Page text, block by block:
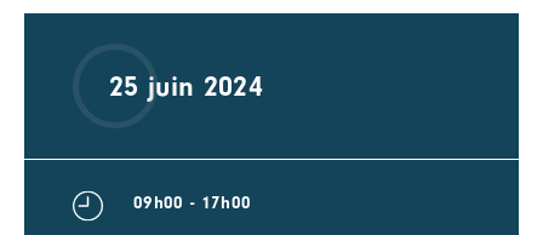
25 juin 2024
09h00 - 17h00